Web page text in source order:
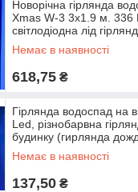
Новорічна гірлянда
Xmas W-3 3х1.9 м. 336
світлодіодна лід
Немає в наявності
618,75 ₴
Гірлянда водоспад на
Led, різнобарвна
будинку (гирлянда
Немає в наявності
137,50 ₴